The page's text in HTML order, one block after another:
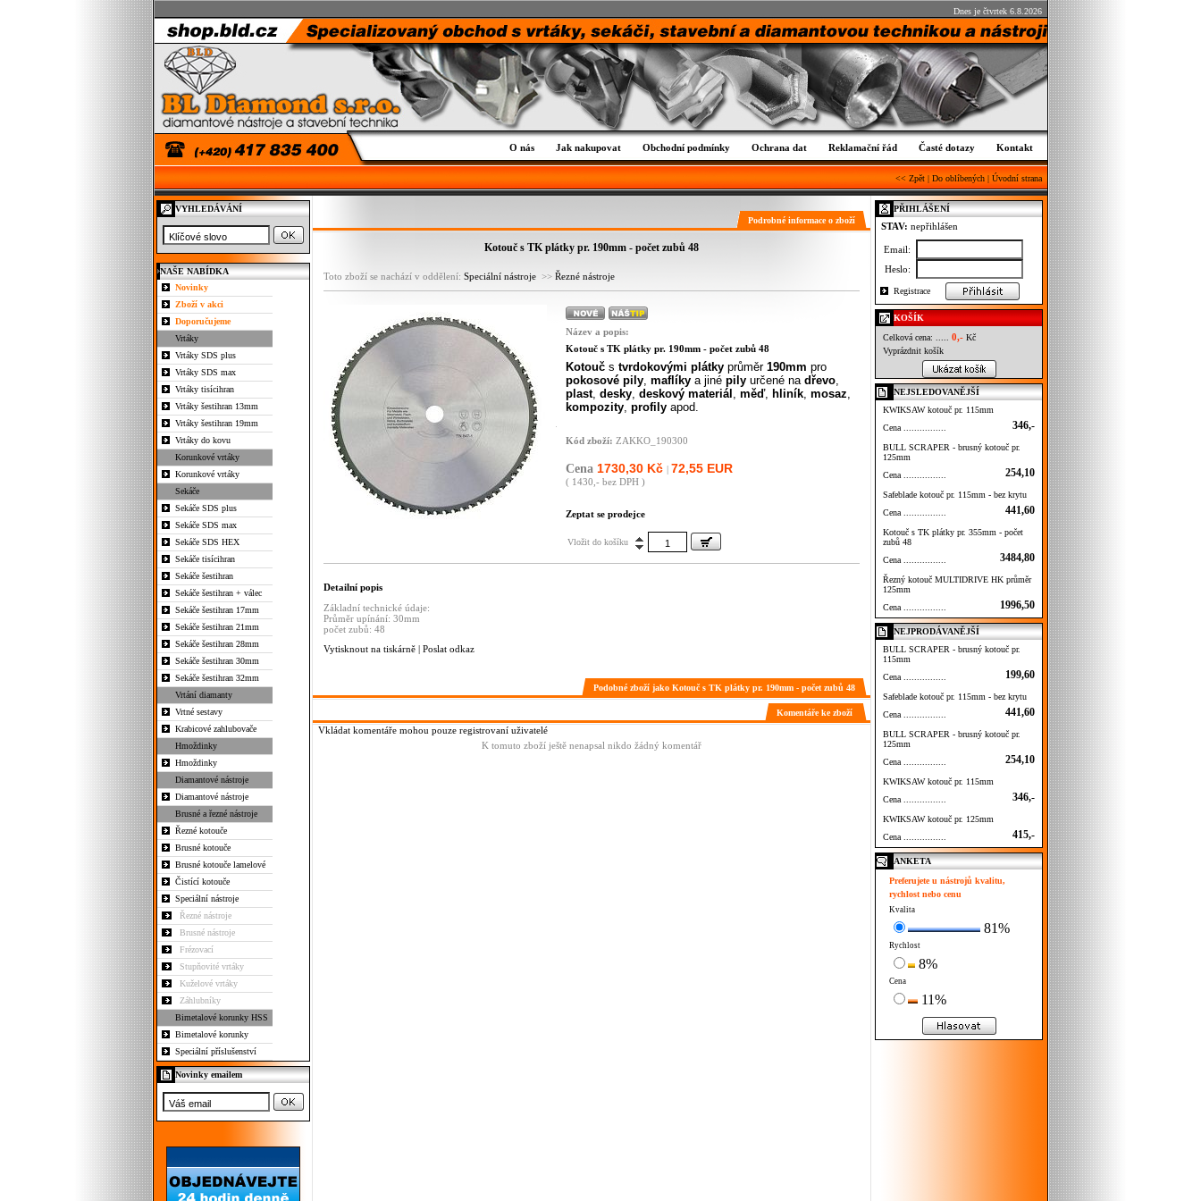
Dnes je čtvrtek 6.8.2026
O nás Jak nakupovat Obchodní podmínky Ochrana dat Reklamační řád Časté dotazy Kontakt
<< Zpět | Do oblíbených | Úvodní strana
VYHLEDÁVÁNÍ
NAŠE NABÍDKA
Novinky
Zboží v akci
Doporučujeme
Vrtáky
Vrtáky SDS plus
Vrtáky SDS max
Vrtáky tisícihran
Vrtáky šestihran 13mm
Vrtáky šestihran 19mm
Vrtáky do kovu
Korunkové vrtáky
Korunkové vrtáky
Sekáče
Sekáče SDS plus
Sekáče SDS max
Sekáče SDS HEX
Sekáče tisícihran
Sekáče šestihran
Sekáče šestihran + válec
Sekáče šestihran 17mm
Sekáče šestihran 21mm
Sekáče šestihran 28mm
Sekáče šestihran 30mm
Sekáče šestihran 32mm
Vrtání diamanty
Vrtné sestavy
Krabicové zahlubovače
Hmoždinky
Hmoždinky
Diamantové nástroje
Diamantové nástroje
Brusné a řezné nástroje
Řezné kotouče
Brusné kotouče
Brusné kotouče lamelové
Čistící kotouče
Speciální nástroje
Řezné nástroje
Brusné nástroje
Frézovací
Stupňovité vrtáky
Kuželové vrtáky
Záhlubníky
Bimetalové korunky HSS
Bimetalové korunky
Speciální příslušenství
Novinky emailem
Podrobné informace o zboží
Kotouč s TK plátky pr. 190mm - počet zubů 48
Toto zboží se nachází v oddělení: Speciální nástroje >> Řezné nástroje
Název a popis:
Kotouč s TK plátky pr. 190mm - počet zubů 48
Kotouč s tvrdokovými plátky průměr 190mm pro
pokosové pily, maflíky a jiné pily určené na dřevo,
plast, desky, deskový materiál , měď, hliník, mosaz,
kompozity, profily apod.
Kód zboží: ZAKKO_190300
Cena 1730,30 Kč | 72,55 EUR
( 1430,- bez DPH )
Zeptat se prodejce
Vložit do košíku
Detailní popis
Základní technické údaje:
Průměr upínání: 30mm
počet zubů: 48
Vytisknout na tiskárně | Poslat odkaz
Podobné zboží jako Kotouč s TK plátky pr. 190mm - počet zubů 48
Komentáře ke zboží
Vkládat komentáře mohou pouze registrovaní uživatelé
K tomuto zboží ještě nenapsal nikdo žádný komentář
PŘIHLÁŠENÍ
STAV: nepřihlášen
Email:
Heslo:
Registrace
KOŠÍK
Celková cena: ..... 0,- Kč
Vyprázdnit košík
NEJSLEDOVANĚJŠÍ
KWIKSAW kotouč pr. 115mm
Cena ................
346,-
BULL SCRAPER - brusný kotouč pr.
125mm
Cena ................
254,10
Safeblade kotouč pr. 115mm - bez krytu
Cena ................
441,60
Kotouč s TK plátky pr. 355mm - počet
zubů 48
Cena ................
3484,80
Řezný kotouč MULTIDRIVE HK průměr
125mm
Cena ................
1996,50
NEJPRODÁVANĚJŠÍ
BULL SCRAPER - brusný kotouč pr.
115mm
Cena ................
199,60
Safeblade kotouč pr. 115mm - bez krytu
Cena ................
441,60
BULL SCRAPER - brusný kotouč pr.
125mm
Cena ................
254,10
KWIKSAW kotouč pr. 115mm
Cena ................
346,-
KWIKSAW kotouč pr. 125mm
Cena ................
415,-
ANKETA
Preferujete u nástrojů kvalitu,
rychlost nebo cenu
Kvalita
81%
Rychlost
8%
Cena
11%